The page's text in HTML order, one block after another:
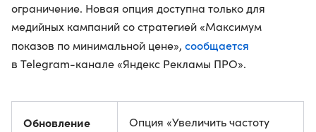
ограничение. Новая опция доступна только для
медийных кампаний со стратегией «Максимум
показов по минимальной цене», сообщается
в Telegram-канале «Яндекс Рекламы ПРО».
Обновление
Опция «Увеличить частоту